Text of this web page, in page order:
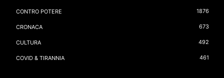
CONTRO POTERE 1876
CRONACA 673
CULTURA 492
COVID & TIRANNIA 461